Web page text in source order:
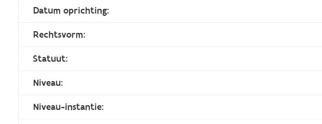
Datum oprichting:
Rechtsvorm:
Statuut:
Niveau:
Niveau-instantie: